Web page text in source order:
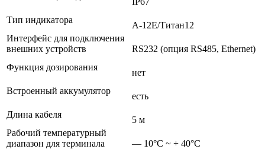
Тип индикатора
А-12Е/Титан12
Интерфейс для подключения
внешних устройств
RS232 (опция RS485, Ethernet)
Функция дозирования
нет
Встроенный аккумулятор
есть
Длина кабеля
5 м
Рабочий температурный
диапазон для терминала
— 10°С ~ + 40°C